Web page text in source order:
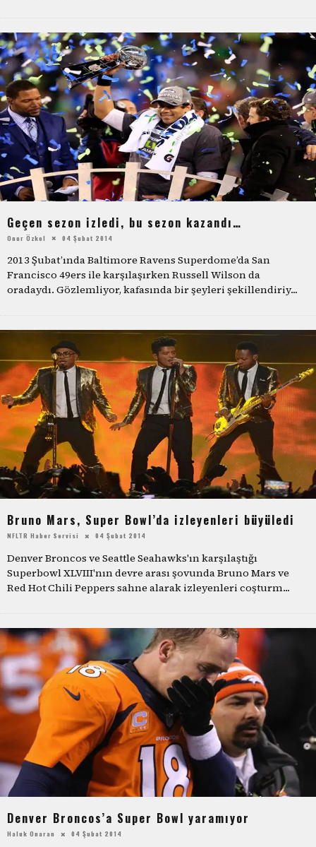
Geçen sezon izledi, bu sezon kazandı…
Onur Özkol 04 Şubat 2014
2013 Şubat’ında Baltimore Ravens Superdome’da San
Francisco 49ers ile karşılaşırken Russell Wilson da
oradaydı. Gözlemliyor, kafasında bir şeyleri şekillendiriy...
Bruno Mars, Super Bowl’da izleyenleri büyüledi
NFLTR Haber Servisi 04 Şubat 2014
Denver Broncos ve Seattle Seahawks'ın karşılaştığı
Superbowl XLVIII'nın devre arası şovunda Bruno Mars ve
Red Hot Chili Peppers sahne alarak izleyenleri coşturm...
Denver Broncos’a Super Bowl yaramıyor
Haluk Onaran 04 Şubat 2014